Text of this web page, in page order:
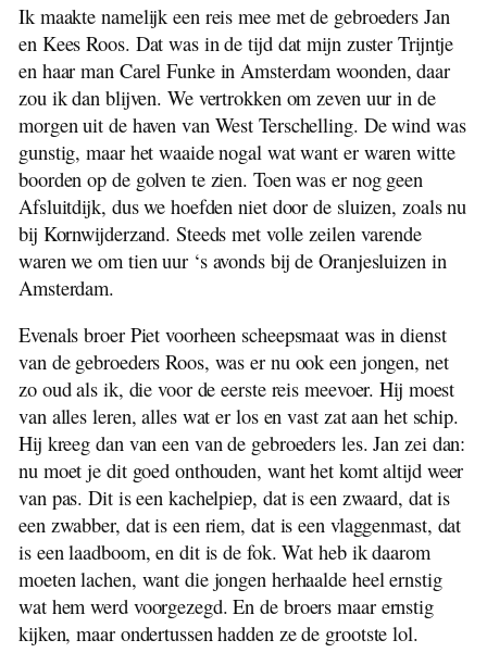
Ik maakte namelijk een reis mee met de gebroeders Jan
en Kees Roos. Dat was in de tijd dat mijn zuster Trijntje
en haar man Carel Funke in Amsterdam woonden, daar
zou ik dan blijven. We vertrokken om zeven uur in de
morgen uit de haven van West Terschelling. De wind was
gunstig, maar het waaide nogal wat want er waren witte
boorden op de golven te zien. Toen was er nog geen
Afsluitdijk, dus we hoefden niet door de sluizen, zoals nu
bij Kornwijderzand. Steeds met volle zeilen varende
waren we om tien uur ‘s avonds bij de Oranjesluizen in
Amsterdam.
Evenals broer Piet voorheen scheepsmaat was in dienst
van de gebroeders Roos, was er nu ook een jongen, net
zo oud als ik, die voor de eerste reis meevoer. Hij moest
van alles leren, alles wat er los en vast zat aan het schip.
Hij kreeg dan van een van de gebroeders les. Jan zei dan:
nu moet je dit goed onthouden, want het komt altijd weer
van pas. Dit is een kachelpiep, dat is een zwaard, dat is
een zwabber, dat is een riem, dat is een vlaggenmast, dat
is een laadboom, en dit is de fok. Wat heb ik daarom
moeten lachen, want die jongen herhaalde heel ernstig
wat hem werd voorgezegd. En de broers maar ernstig
kijken, maar ondertussen hadden ze de grootste lol.